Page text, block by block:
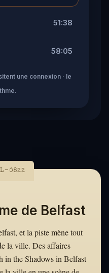
51:38
58:05
une connexion · le
0822
de Belfast
et la piste mène tout
la ville. Des affaires
in the Shadows in Belfast